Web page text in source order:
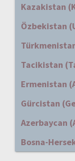
Kazakistan
Özbekistan
Tacikistan
Ermenistan
Gürcistan
Azerbaycan
Bosna-